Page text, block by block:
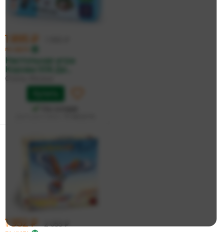
1 895 ₽
по карте
Настольная игра
Корова 006 Де...
Стиль Жизни
1 952 ₽ 2 055 ₽